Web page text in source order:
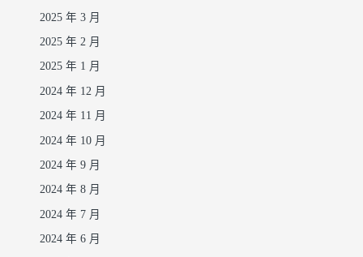
2025 年 3 月
2025 年 2 月
2025 年 1 月
2024 年 12 月
2024 年 11 月
2024 年 10 月
2024 年 9 月
2024 年 8 月
2024 年 7 月
2024 年 6 月